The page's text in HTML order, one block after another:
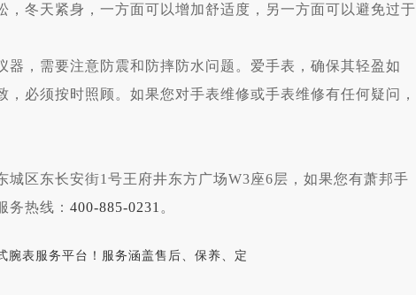
，冬天紧身，一方面可以增加舒适度，另一方面可以避免过于
器，需要注意防震和防摔防水问题。爱手表，确保其轻盈如
必须按时照顾。如果您对手表维修或手表维修有任何疑问，
城区东长安街1号王府井东方广场W3座6层，如果您有萧邦手
务热线： 400-885-0231 。